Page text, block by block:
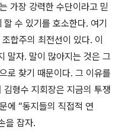
가장 강력한 수단이라고 믿
할 수 있기를 호소한다. 여기
합주의 최전선이 있다. 이
말자. 말이 많아지는 것은 그
로 찾기 때문이다. 그 이유를
김형수 지회장은 지금의 투쟁
에 “동지들의 직접적 연
을 잡자.